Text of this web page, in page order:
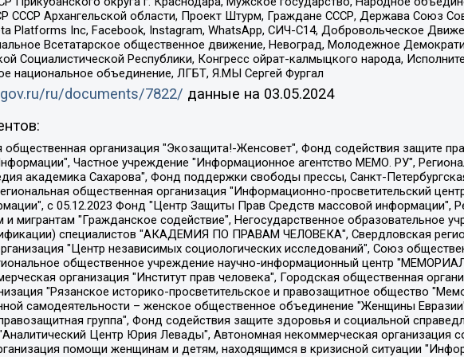
СССР Архангельской области, Проект Штурм, Граждане СССР, Держава Союз
Platforms Inc, Facebook, Instagram, WhatsApp, СИЧ-С14, Добровольческое
Всетатарское общественное движение, Невоград, Молодежное
Социалистической Республики, Конгресс ойрат-калмыцкого народа,
национальное объединение, ЛГБТ, Я.МЫ Сергей Фургал
ru/documents/7822/ данные на 03.05.2024
"Аналитический Центр Юрия Левады", Автономная некоммерческая организация социальной поддержки населения "Проект Апрель", Региональная общественная организация помощи женщинам и детям, находящимся в кризисной ситуации "Информационно-методический центр "Анна", Фонд содействия развитию массовых коммуникаций и правовому просвещению "Так-так-Так", Фонд содействия устойчивому развитию "Серебряная тайга", Свердловский региональный общественный фонд социальных проектов "Новое время", "Idel.Реалии", Кавказ.Реалии, Крым.Реалии, Телеканал Настоящее Время, Татаро-башкирская служба Радио Свобода (Azatliq Radiosi), Радио Свободная Европа/Радио Свобода (PCE/PC), "Сибирь.Реалии", "Фактограф", Благотворительный фонд помощи осужденным и их семьям, Автономная некоммерческая организация "Институт глобализации и социальных движений", Фонд "В защиту прав заключенных", Частное учреждение "Центр поддержки и содействия развитию средств массовой информации", Пензенский региональный общественный благотворительный фонд "Гражданский союз", "Север.Реалии", Некоммерческая организация Фонд "Правовая инициатива", Общество с ограниченной ответственностью "Радио Свободная Европа/Радио Свобода", Чешское информационное агентство "MEDIUM-ORIENT", Красноярская региональная общественная организация "Мы против СПИДа", Камалягин Денис Николаевич, Маркелов Сергей Евгеньевич, Пономарев Лев Александрович, Савицкая Людмила Алексеевна, Автономная некоммерческая организация "Центр по работе с проблемой насилия "НАСИЛИЮ.НЕТ", Межрегиональный профессиональный союз работников здравоохранения "Альянс врачей", Юридическое лицо, зарегистрированное в Латвийской Республике, SIA "Medusa Project" (регистрационный номер 40103797863, дата регистрации 10.06.2014), Некоммерческая организация "Фонд по борьбе с коррупцией", Автономная некоммерческая организация "Институт права и публичной политики", Баданин Роман Сергеевич, Гликин Максим Александрович, Железнова Мария Михайловна, Лукьянова Юлия Сергеевна, Маетная Елизавета Витальевна, Маняхин Петр Борисович, Чуракова Ольга Владимировна, Ярош Юлия Петровна, Юридическое лицо "The Insider SIA", зарегистрированное в Риге, Латвийская Республика (дата регистрации 26.06.2015), являющееся администратором доменного имени интернет-издания "The Insider SIA", https://theins.ru, Постернак Алексей Евгеньевич, Рубин Михаил Аркадьевич, Анин Роман Александрович, Юридическое лицо Istories fonds, зарегистрированное в Латвийской Республике (регистрационный номер 50008295751, дата регистрации 24.02.2020), Великовский Дмитрий Александрович, Долинина Ирина Николаевна, Мароховская Алеся Алексеевна, Шлейнов Роман Юрьевич, Шмагун Олеся Валентиновна, Общество с ограниченной ответственностью "Альтаир 2021", Общество с ограниченной ответственностью "Вега 2021", Общество с ограниченной ответственностью "Главный редактор 2021", Общество с ограниченной ответственностью "Ромашки монолит", Важенков Артем Валерьевич, Ивановская областная общественная организация "Центр гендерных исследований", Гурман Юрий Альбертович, Медиапроект "ОВД-Инфо", Егоров Владимир Владимирович, Жилинский Владимир Александрович, Общество с ограниченной ответственностью "ЗП", Иванова София Юрьевна, Карезина Инна Павловна, Кильтау Екатерина Викторовна, Петров Алексей Викторович, Пискунов Сергей Евгеньевич, Смирнов Сергей Сергеевич, Тихонов Михаил Сергеевич, Общество с ограниченной ответственностью "ЖУРНАЛИСТ-ИНОСТРАННЫЙ АГЕНТ", Арапова Галина Юрьевна, Вольтская Татьяна Анатольевна, Американская компания "Mason G.E.S. Anonymous Foundation" (США), являющаяся владельцем интернет-издания https://mnews.world/, Компания "Stichting Bellingcat", зарегистрированная в Нидерландах (дата регистрации 11.07.2018), Захаров Андрей Вячеславович, Клепиковская Екатерина Дмитриевна, Общество с ограниченной ответственностью "МЕМО", Перл Роман Александрович, Симонов Евгений Алексеевич, Соловьева Елена Анатольевна, Сотников Даниил Владимирович, Сурначева Елизавета Дмитриевна, Автономная некоммерческая организация по защите прав человека и информированию населения "Якутия – Наше Мнение", Общество с ограниченной ответственностью "Москоу диджитал медиа", с 26.01.2023 Общество с ограниченной ответственностью "Чайка Белые сады", Ветошкина Валерия Валерьевна, Заговора Максим Александрович, Межрегиональное общественное движение "Российская ЛГБТ - сеть", Оленичев Максим Владимирович, Павлов Иван Юрьевич, Скворцова Елена Сергеевна, Общество с ограниченной ответственностью "Как бы инагент", Кочетков Игорь Викторович, Общество с ограниченной ответственностью "Честные выборы", Еланчик Олег Александрович, Общество с ограниченной ответственностью "Нобелевский призыв", Гималова Регина Эмилевна, Григорьев Андрей Валерьевич, Григорьева Алина Александровна, Ассоциация по содействию защите прав призывников, альтернативнослужащих и военнослужащих "Правозащитная группа